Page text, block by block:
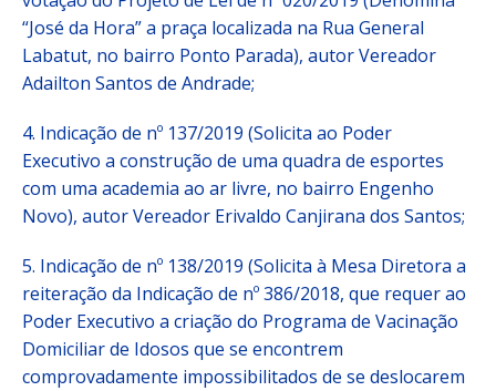
“José da Hora” a praça localizada na Rua General
Labatut, no bairro Ponto Parada), autor Vereador
Adailton Santos de Andrade;
4. Indicação de nº 137/2019 (Solicita ao Poder
Executivo a construção de uma quadra de esportes
com uma academia ao ar livre, no bairro Engenho
Novo), autor Vereador Erivaldo Canjirana dos Santos;
5. Indicação de nº 138/2019 (Solicita à Mesa Diretora a
reiteração da Indicação de nº 386/2018, que requer ao
Poder Executivo a criação do Programa de Vacinação
Domiciliar de Idosos que se encontrem
comprovadamente impossibilitados de se deslocarem